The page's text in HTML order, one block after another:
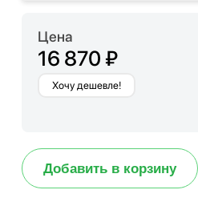
Цена
16 870 ₽
Хочу дешевле!
Добавить в корзину